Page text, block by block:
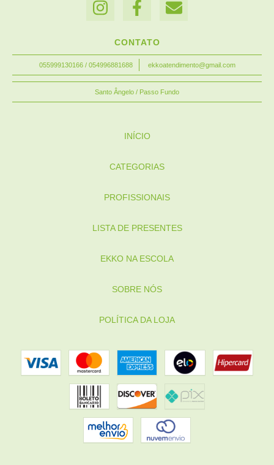
CONTATO
055999130166 / 054996881688 ekkoatendimento@gmail.com
Santo Ângelo / Passo Fundo
INÍCIO
CATEGORIAS
PROFISSIONAIS
LISTA DE PRESENTES
EKKO NA ESCOLA
SOBRE NÓS
POLÍTICA DA LOJA